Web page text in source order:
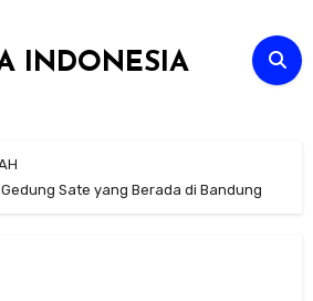
INDONESIA
Sate yang Berada di Bandung